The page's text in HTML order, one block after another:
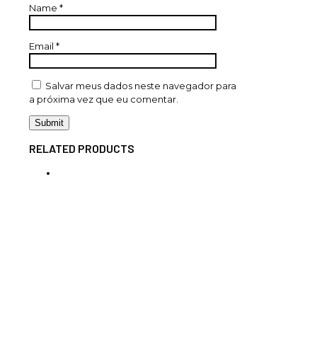
Name *
Email *
Salvar meus dados neste navegador para
a próxima vez que eu comentar.
RELATED PRODUCTS